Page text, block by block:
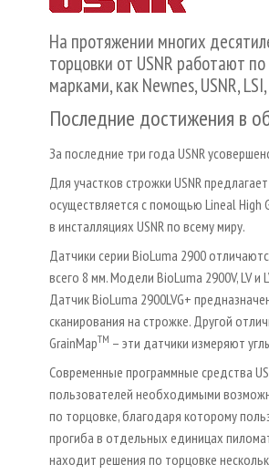
На протяжении многих
торцовки от USNR работают
марками, как Newnes, USNR,
Последние достижения в
За последние три года USNR
Для участков строжки USNR
осуществляется с помощью Lineal High
в инсталляциях USNR по всему миру.
Датчики серии BioLuma 2900
всего 8 мм. Модели BioLuma 2900V, LV
Датчик BioLuma 2900LVG+
сканирования на строжке. Другой
GrainMapTM – эти датчики измеряют
Современные программные средства
пользователей необходимыми
по торцовке, благодаря которому
прогиба в отдельных единицах
находит решения по торцовке